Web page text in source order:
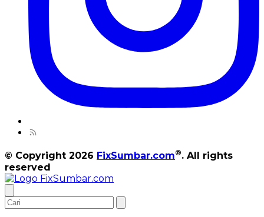
© Copyright 2026 FixSumbar.com®. All rights
reserved